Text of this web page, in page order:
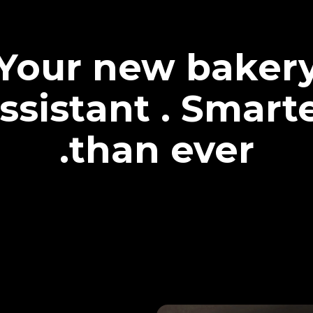
new
.
than ever.